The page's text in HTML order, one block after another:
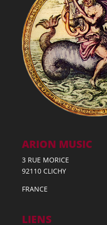
ARION MUSIC
3 RUE MORICE
92110 CLICHY
FRANCE
LIENS